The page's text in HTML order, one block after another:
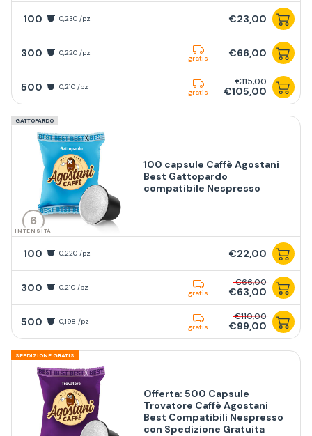
100 0,230 /pz €23,00
300 0,220 /pz
gratis €66,00
500 0,210 /pz
gratis
€115,00
€105,00
GATTOPARDO
6
INTENSITÀ
100 capsule Caffè Agostani
Best Gattopardo
compatibile Nespresso
100 0,220 /pz €22,00
300 0,210 /pz
gratis
€66,00
€63,00
500 0,198 /pz
gratis
€110,00
€99,00
SPEDIZIONE GRATIS
Offerta: 500 Capsule
Trovatore Caffè Agostani
Best Compatibili Nespresso
con Spedizione Gratuita